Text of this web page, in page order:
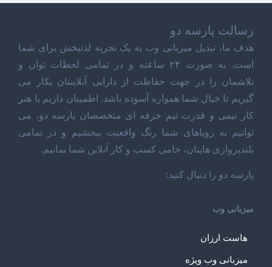
رسالت پارسه دو
هدف ما، تبدیل میزبانی وب به یک تجربه لذتبخش برای شما
است. به صورت ۲۴ ساعته و در تمامی لحظات توان و
تلاشمان را در جهت حفاظت از دارایی آنلاینتان بکار می
گیریم تا خیال شما همواره آسوده باشد. اطمینان داریم با هنر
کار تیمی و قدرت تیم حرفه ای متخصصان پارسه دو، می
توانیم به رویاهای شما رنگ واقعیت ببخشیم و در تمامی
بلندپروازی هایتان، حامی کسب و کار آنلاین شما بمانیم.
پارسه دو را دنبال کنید:
میزبانی وب
هاست ارزان
میزبانی وب ویژه